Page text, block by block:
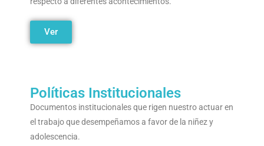
Ver
Políticas Institucionales
Documentos institucionales que rigen nuestro actuar en
el trabajo que desempeñamos a favor de la niñez y
adolescencia.